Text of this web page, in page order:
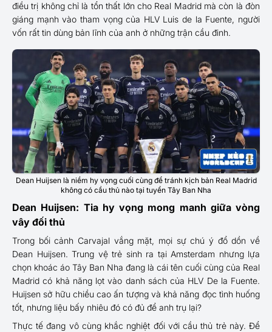
điều trị không chỉ là tổn thất lớn cho Real Madrid mà còn là đòn
giáng mạnh vào tham vọng của HLV Luis de la Fuente, người
vốn rất tin dùng bản lĩnh của anh ở những trận cầu đinh.
Dean Huijsen là niềm hy vọng cuối cùng để tránh kịch bản Real Madrid
không có cầu thủ nào tại tuyển Tây Ban Nha
Dean Huijsen: Tia hy vọng mong manh giữa vòng
vây đối thủ
Trong bối cảnh Carvajal vắng mặt, mọi sự chú ý đổ dồn về
Dean Huijsen. Trung vệ trẻ sinh ra tại Amsterdam nhưng lựa
chọn khoác áo Tây Ban Nha đang là cái tên cuối cùng của Real
Madrid có khả năng lọt vào danh sách của HLV De la Fuente.
Huijsen sở hữu chiều cao ấn tượng và khả năng đọc tình huống
tốt, nhưng liệu bấy nhiêu đó có đủ để anh trụ lại?
Thực tế đang vô cùng khắc nghiệt đối với cầu thủ trẻ này. Để